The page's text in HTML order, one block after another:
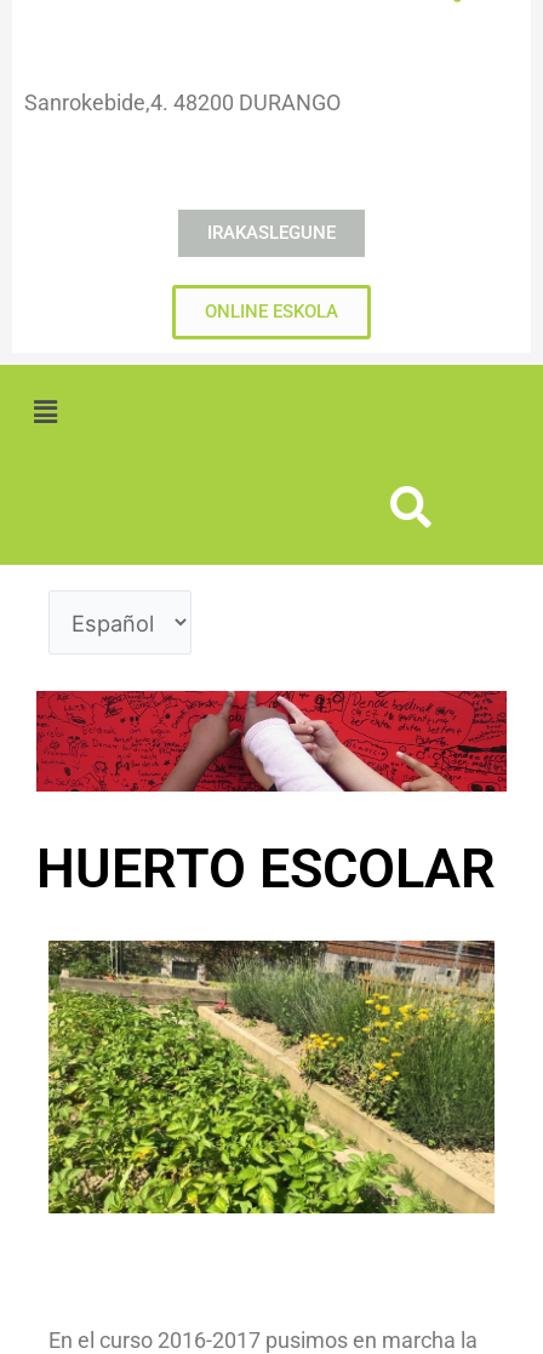
Sanrokebide,4. 48200 DURANGO
IRAKASLEGUNE
ONLINE ESKOLA
Menú
HUERTO ESCOLAR
En el curso 2016-2017 pusimos en marcha la